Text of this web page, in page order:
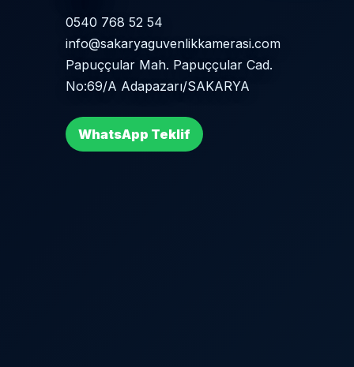
0540 768 52 54
info@sakaryaguvenlikkamerasi.com
Papuççular Mah. Papuççular Cad.
No:69/A Adapazarı/SAKARYA
WhatsApp Teklif